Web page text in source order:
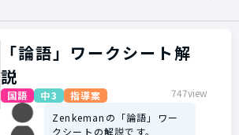
「論語」ワークシート解
説
国語 中3 指導案 747view
Zenkemanの「論語」ワー
クシートの解説です。